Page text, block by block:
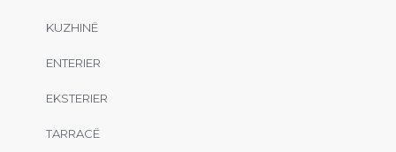
KUZHINË
ENTERIER
EKSTERIER
TARRACË